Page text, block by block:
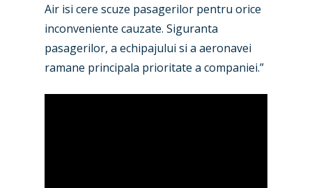
Air isi cere scuze pasagerilor pentru orice
inconveniente cauzate. Siguranta
pasagerilor, a echipajului si a aeronavei
ramane principala prioritate a companiei.”
Accidents / Incidents
Airshows
Dubai 2025
Paris 2025
Business Jets
Military